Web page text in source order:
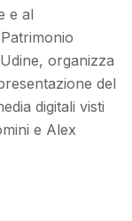
e al
organizza
del
digitali visti
e Alex